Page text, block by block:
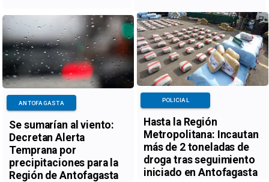
Se sumarían al viento:
Decretan Alerta
Temprana por
precipitaciones para la
Región de Antofagasta
ANTOFAGASTA
Hasta la Región
Metropolitana: Incautan
más de 2 toneladas de
droga tras seguimiento
iniciado en Antofagasta
POLICIAL